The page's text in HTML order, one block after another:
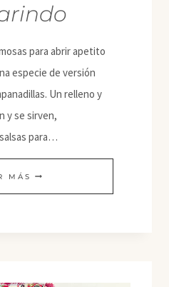
para abrir apetito
especie de versión
Un relleno y
y se sirven,
para…
MÁS SAMOSAS
DE
CON